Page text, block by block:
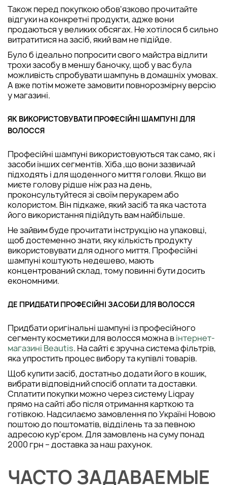
Також перед покупкою обов'язково прочитайте
відгуки на конкретні продукти, адже вони
продаються у великих обсягах. Не хотілося б сильно
витратитися на засіб, який вам не підійде.
Було б ідеально попросити свого майстра відлити
трохи засобу в меншу баночку, щоб у вас була
можливість спробувати шампунь в домашніх умовах.
А вже потім можете замовити повнорозмірну версію
у магазині.
ЯК ВИКОРИСТОВУВАТИ ПРОФЕСІЙНІ ШАМПУНІ ДЛЯ
ВОЛОССЯ
Професійні шампуні використовуються так само, як і
засоби інших сегментів. Хіба ,що вони зазвичай
підходять і для щоденного миття голови. Якщо ви
миєте голову рідше ніж раз на день,
проконсультуйтеся зі своїм перукарем або
колористом. Він підкаже, який засіб та яка частота
його використання підійдуть вам найбільше.
Не зайвим буде прочитати інструкцію на упаковці,
щоб достеменно знати, яку кількість продукту
використовувати для одного миття. Професійні
шампуні коштують недешево, мають
концентрований склад, тому повинні бути досить
економними.
ДЕ ПРИДБАТИ ПРОФЕСІЙНІ ЗАСОБИ ДЛЯ ВОЛОССЯ
Придбати оригінальні шампуні із професійного
сегменту косметики для волосся можна вінтернет-
магазині Beautis. На сайті є зручна система фільтрів,
яка упростить процес вибору та купівлі товарів.
Щоб купити засіб, достатньо додати його в кошик,
вибрати відповідний спосіб оплати та доставки.
Сплатити покупки можно через систему Liqpay
прямо на сайті або після отримання карткою та
готівкою. Надсилаємо замовлення по Україні Новою
поштою до поштоматів, відділень та за певною
адресою кур'єром. Для замовлень на суму понад
2000 грн – доставка за наш рахунок.
ЧАСТО ЗАДАВАЕМЫЕ